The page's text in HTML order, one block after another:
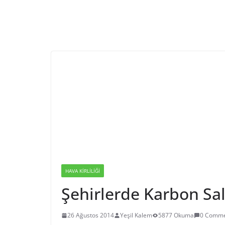
HAVA KIRLILIĞI
Şehirlerde Karbon
26 Ağustos 2014 Yeşil Kalem 5877 Okuma 0